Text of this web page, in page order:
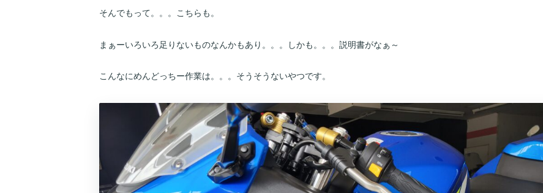
そんでもって。。。こちらも。
まぁーいろいろ足りないものなんかもあり。。。しかも。。。説明書がなぁ～
こんなにめんどっちー作業は。。。そうそうないやつです。